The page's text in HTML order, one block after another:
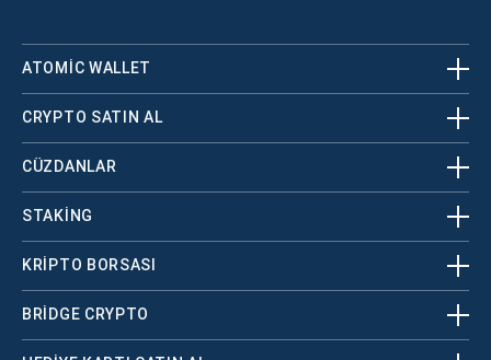
ATOMIC WALLET
CRYPTO SATIN AL
CÜZDANLAR
STAKING
KRİPTO BORSASI
BRIDGE CRYPTO